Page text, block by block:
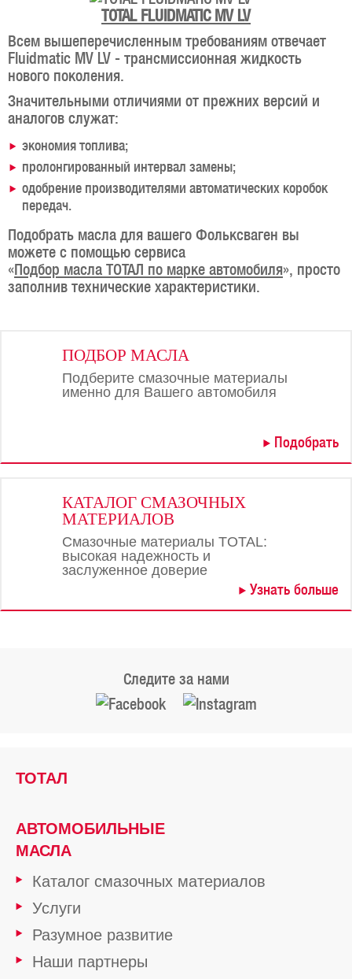
TOTAL FLUIDMATIC MV LV
Всем вышеперечисленным требованиям отвечает
Fluidmatic MV LV - трансмиссионная жидкость
нового поколения.
Значительными отличиями от прежних версий и
аналогов служат:
экономия топлива;
пролонгированный интервал замены;
одобрение производителями автоматических коробок
передач.
Подобрать масла для вашего Фольксваген вы
можете с помощью сервиса
«Подбор масла ТОТАЛ по марке автомобиля», просто
заполнив технические характеристики.
ПОДБОР МАСЛА
Подберите смазочные материалы
именно для Вашего автомобиля
Подобрать
КАТАЛОГ СМАЗОЧНЫХ
МАТЕРИАЛОВ
Смазочные материалы TOTAL:
высокая надежность и
заслуженное доверие
Узнать больше
Следите за нами
ТОТАЛ
АВТОМОБИЛЬНЫЕ
МАСЛА
Каталог смазочных материалов
Услуги
Разумное развитие
Наши партнеры